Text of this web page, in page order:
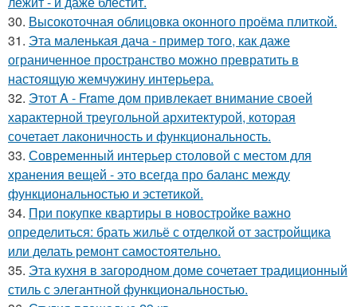
30. Высокоточная облицовка оконного проёма плиткой.
31. Эта маленькая дача - пример того, как даже
ограниченное пространство можно превратить в
настоящую жемчужину интерьера.
32. Этот A - Frame дом привлекает внимание своей
характерной треугольной архитектурой, которая
сочетает лаконичность и функциональность.
33. Современный интерьер столовой с местом для
хранения вещей - это всегда про баланс между
функциональностью и эстетикой.
34. При покупке квартиры в новостройке важно
определиться: брать жильё с отделкой от застройщика
или делать ремонт самостоятельно.
35. Эта кухня в загородном доме сочетает традиционный
стиль с элегантной функциональностью.